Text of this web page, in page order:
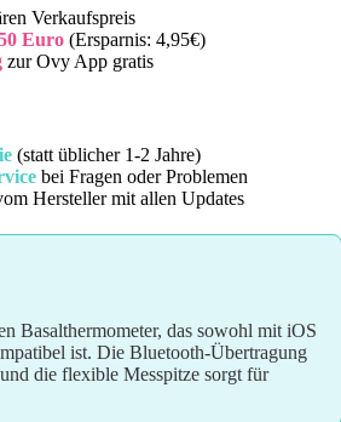
Verkaufspreis
Euro(Ersparnis: 4,95€)
zur Ovy App gratis
(statt üblicher 1-2 Jahre)
bei Fragen oder Problemen
Hersteller mit allen Updates
Basalthermometer, das sowohl mit iOS
ist. Die Bluetooth-Übertragung
die flexible Messpitze sorgt für